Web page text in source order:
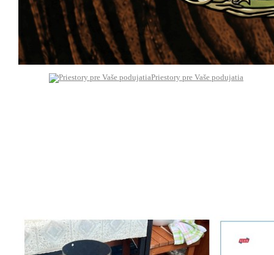
Priestory pre Vaše podujatia